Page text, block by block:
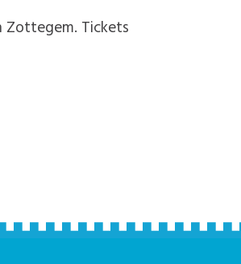
Zottegem. Tickets